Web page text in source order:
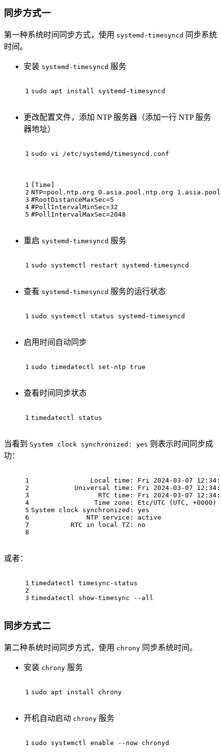
同步方式一
第一种系统时间同步方式，使用 systemd-timesyncd 同步系统
时间。
安装 systemd-timesyncd 服务
1 sudo apt install systemd-timesyncd
更改配置文件，添加 NTP 服务器（添加一行 NTP 服务
器地址）
1 sudo vi /etc/systemd/timesyncd.conf
1
2
3
4
5
[Time]
NTP=pool.ntp.org 0.asia.pool.ntp.org
#RootDistanceMaxSec=5
#PollIntervalMinSec=32
#PollIntervalMaxSec=2048
重启 systemd-timesyncd 服务
1 sudo systemctl restart systemd-timesyncd
查看 systemd-timesyncd 服务的运行状态
1 sudo systemctl status systemd-timesyncd
启用时间自动同步
1 sudo timedatectl set-ntp true
查看时间同步状态
1 timedatectl status
当看到 System clock synchronized: yes 则表示时间同步成
功：
1
2
3
4
5
6
7
8
Local time: Fri 2024-03-07
Universal time: Fri 2024-03-07
RTC time: Fri 2024-03-07
                Time zone: Etc/UTC (UTC, +0000)
System clock synchronized: yes
              NTP service: active
          RTC in local TZ: no
或者：
1
2
3
timedatectl timesync-status
timedatectl show-timesync --all
同步方式二
第二种系统时间同步方式，使用 chrony 同步系统时间。
安装 chrony 服务
1 sudo apt install chrony
开机自动启动 chrony 服务
1 sudo systemctl enable --now chronyd